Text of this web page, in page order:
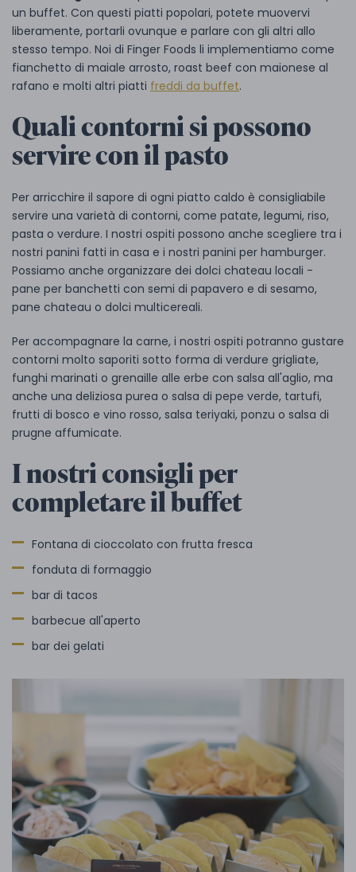
un buffet. Con questi piatti popolari, potete muovervi
liberamente, portarli ovunque e parlare con gli altri allo
stesso tempo. Noi di Finger Foods li implementiamo come
fianchetto di maiale arrosto, roast beef con maionese al
rafano e molti altri piatti freddi da buffet.
Quali contorni si possono
servire con il pasto
Per arricchire il sapore di ogni piatto caldo è consigliabile
servire una varietà di contorni, come patate, legumi, riso,
pasta o verdure. I nostri ospiti possono anche scegliere tra i
nostri panini fatti in casa e i nostri panini per hamburger.
Possiamo anche organizzare dei dolci chateau locali -
pane per banchetti con semi di papavero e di sesamo,
pane chateau o dolci multicereali.
Per accompagnare la carne, i nostri ospiti potranno gustare
contorni molto saporiti sotto forma di verdure grigliate,
funghi marinati o grenaille alle erbe con salsa all'aglio, ma
anche una deliziosa purea o salsa di pepe verde, tartufi,
frutti di bosco e vino rosso, salsa teriyaki, ponzu o salsa di
prugne affumicate.
I nostri consigli per
completare il buffet
Fontana di cioccolato con frutta fresca
fonduta di formaggio
bar di tacos
barbecue all'aperto
bar dei gelati